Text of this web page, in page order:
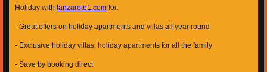
Holiday with lanzarote1.com for:
- Great offers on holiday apartments and villas all year round
- Exclusive holiday villas, holiday apartments for all the family
- Save by booking direct